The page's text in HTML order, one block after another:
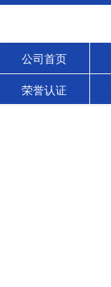
公司首页
荣誉认证